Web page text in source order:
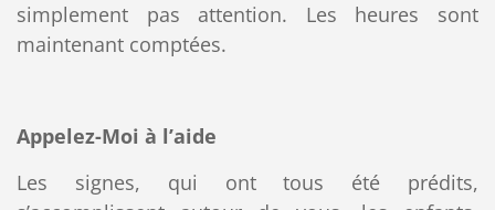
simplement pas attention. Les heures sont
maintenant comptées.
Appelez-Moi à l’aide
Les signes, qui ont tous été prédits,